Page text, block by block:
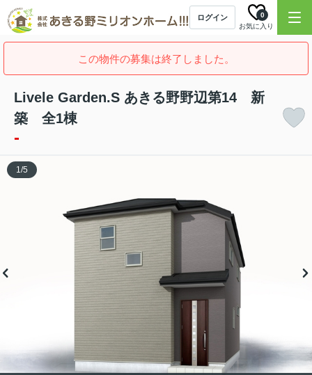
ログイン
お気に入り
0
この物件の募集は終了しました。
Livele Garden.S あきる野野辺第14 新
築 全1棟
-
1/5